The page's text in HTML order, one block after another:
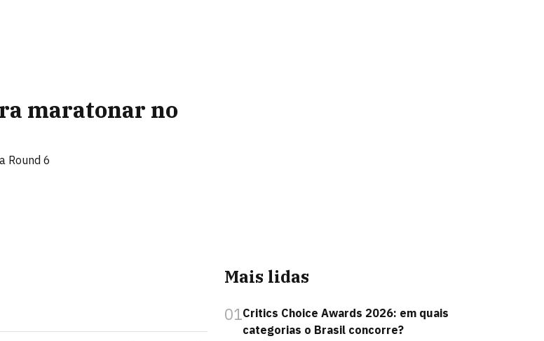
maratonar no
Round 6
Mais lidas
01Critics Choice Awards 2026: em quais
categorias o Brasil concorre?